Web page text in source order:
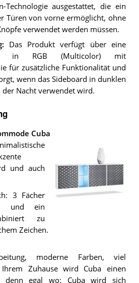
Technologie ausgestattet, die ein
Türen von vorne ermöglicht, ohne
verwendet werden müssen.
: Das Produkt verfügt über eine
in RGB (Multicolor) mit
für zusätzliche Funktionalität und
wenn das Sideboard in dunklen
der Nacht verwendet wird.
Cuba
und auch
3 Fächer
und ein
zu
Zeichen.
moderne Farben, viel
Zuhause wird Cuba einen
denn egal wo: Cuba wird sich